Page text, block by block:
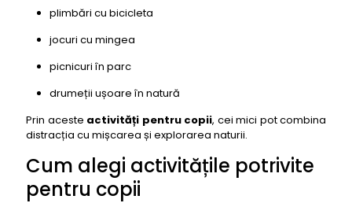
plimbări cu bicicleta
jocuri cu mingea
picnicuri în parc
drumeții ușoare în natură
Prin aceste activități pentru copii, cei mici pot combina
distracția cu mișcarea și explorarea naturii.
Cum alegi activitățile potrivite
pentru copii